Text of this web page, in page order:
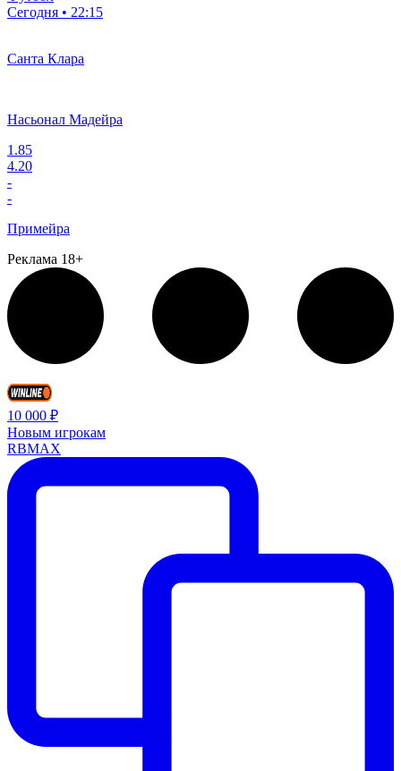
Сегодня • 22:15
Санта Клара
Насьонал Мадейра
1.85
4.20
-
-
Примейра
Реклама 18+
10 000 ₽
Новым игрокам
RBMAX